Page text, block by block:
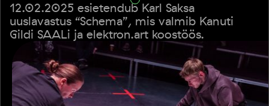
12.02.2025 esietendub Karl Saksa
uuslavastus “Schema”, mis valmib Kanuti
Gildi SAALi ja elektron.art koostöös.